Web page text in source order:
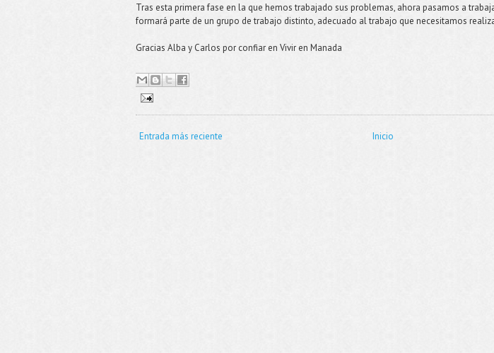
Tras esta primera fase en la que hemos trabajado sus problemas, ahora pasamos a
formará parte de un grupo de trabajo distinto, adecuado al trabajo que necesitamos
Gracias Alba y Carlos por confiar en Vivir en Manada
Entrada más reciente Inicio